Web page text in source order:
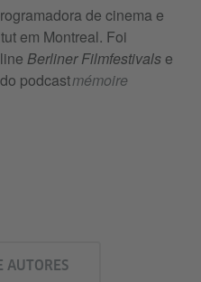
de cinema e
em Montreal. Foi
Berliner Filmfestivals e
podcastmémoire
AUTORES